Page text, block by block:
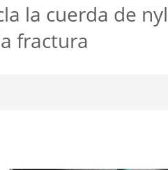
la cuerda de
fractura